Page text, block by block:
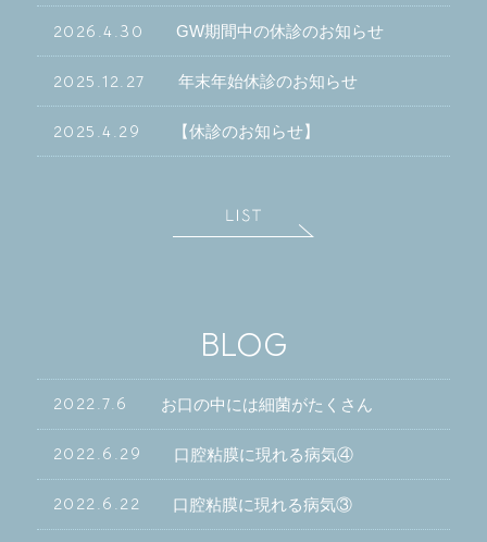
2026.4.30 GW期間中の休診のお知らせ
2025.12.27 年末年始休診のお知らせ
2025.4.29 【休診のお知らせ】
BLOG
2022.7.6 お口の中には細菌がたくさん
2022.6.29 口腔粘膜に現れる病気④
2022.6.22 口腔粘膜に現れる病気③